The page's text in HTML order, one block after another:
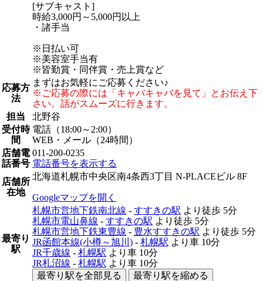
[サブキャスト]
時給3,000円～5,000円以上
・諸手当
※日払い可
※美容室手当有
※皆勤賞・同伴賞・売上賞など
応募方
法
まずはお気軽にご応募ください♪
※ご応募の際には「キャバキャバを見て」とお伝え下
さい。話がスムーズに行きます。
担当
北野谷
受付時
間
電話（18:00～2:00）
WEB・メール（24時間）
店舗電
話番号
011-200-0235
電話番号を表示する
店舗所
在地
北海道札幌市中央区南4条西3丁目 N-PLACEビル 8F
Googleマップを開く
最寄り
駅
札幌市営地下鉄南北線 - すすきの駅 より徒歩 5分
札幌市電山鼻線 - すすきの駅 より徒歩 5分
札幌市営地下鉄東豊線 - 豊水すすきの駅 より徒歩 5分
JR函館本線(小樽～旭川) - 札幌駅 より車 10分
JR千歳線 - 札幌駅 より車 10分
JR札沼線 - 札幌駅 より車 10分
最寄り駅を全部見る
最寄り駅を縮める